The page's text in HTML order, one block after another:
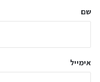
ל
שם
אימייל